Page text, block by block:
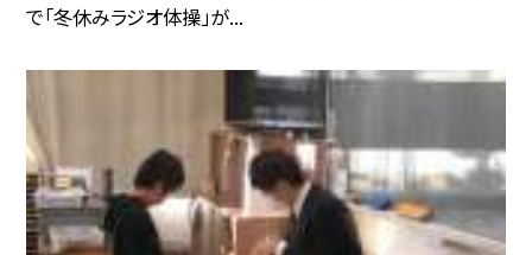
で「冬休みラジオ体操」が...